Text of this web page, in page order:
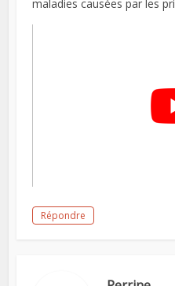
maladies causées par les
Répondre